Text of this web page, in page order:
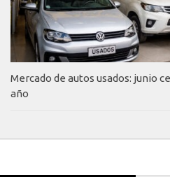
Mercado de autos usados: junio
año